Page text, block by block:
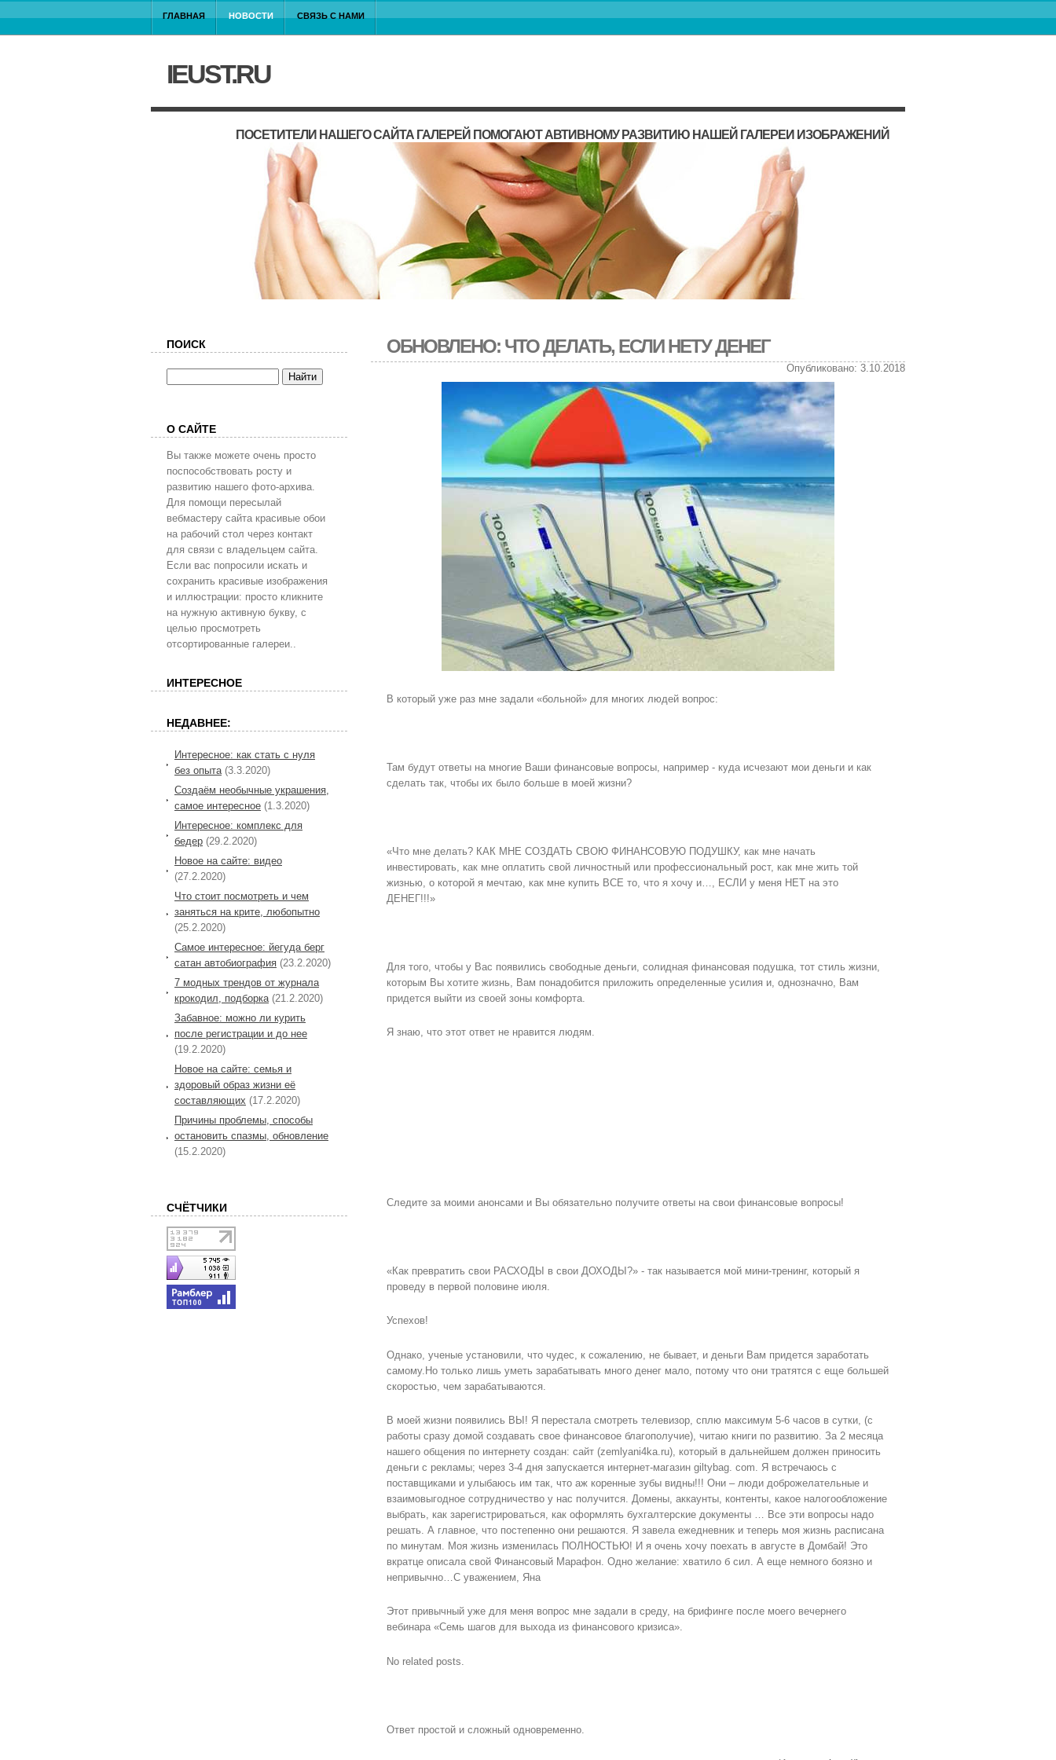
ГЛАВНАЯ НОВОСТИ СВЯЗЬ С НАМИ
IEUST.RU
ПОСЕТИТЕЛИ НАШЕГО САЙТА ГАЛЕРЕЙ ПОМОГАЮТ АВТИВНОМУ РАЗВИТИЮ НАШЕЙ ГАЛЕРЕИ ИЗОБРАЖЕНИЙ
ОБНОВЛЕНО: ЧТО ДЕЛАТЬ, ЕСЛИ НЕТУ ДЕНЕГ
Опубликовано: 3.10.2018
В который уже раз мне задали «больной» для многих людей вопрос:
Там будут ответы на многие Ваши финансовые вопросы, например - куда исчезают мои деньги и как
сделать так, чтобы их было больше в моей жизни?
«Что мне делать? КАК МНЕ СОЗДАТЬ СВОЮ ФИНАНСОВУЮ ПОДУШКУ, как мне начать
инвестировать, как мне оплатить свой личностный или профессиональный рост, как мне жить той
жизнью, о которой я мечтаю, как мне купить ВСЕ то, что я хочу и…, ЕСЛИ у меня НЕТ на это
ДЕНЕГ!!!»
Для того, чтобы у Вас появились свободные деньги, солидная финансовая подушка, тот стиль жизни,
которым Вы хотите жизнь, Вам понадобится приложить определенные усилия и, однозначно, Вам
придется выйти из своей зоны комфорта.
Я знаю, что этот ответ не нравится людям.
Следите за моими анонсами и Вы обязательно получите ответы на свои финансовые вопросы!
«Как превратить свои РАСХОДЫ в свои ДОХОДЫ?» - так называется мой мини-тренинг, который я
проведу в первой половине июля.
Успехов!
Однако, ученые установили, что чудес, к сожалению, не бывает, и деньги Вам придется заработать
самому.Но только лишь уметь зарабатывать много денег мало, потому что они тратятся с еще большей
скоростью, чем зарабатываются.
В моей жизни появились ВЫ! Я перестала смотреть телевизор, сплю максимум 5-6 часов в сутки, (с
работы сразу домой создавать свое финансовое благополучие), читаю книги по развитию. За 2 месяца
нашего общения по интернету создан: сайт (zemlyani4ka.ru), который в дальнейшем должен приносить
деньги с рекламы; через 3-4 дня запускается интернет-магазин giltybag. com. Я встречаюсь с
поставщиками и улыбаюсь им так, что аж коренные зубы видны!!! Они – люди доброжелательные и
взаимовыгодное сотрудничество у нас получится. Домены, аккаунты, контенты, какое налогообложение
выбрать, как зарегистрироваться, как оформлять бухгалтерские документы … Все эти вопросы надо
решать. А главное, что постепенно они решаются. Я завела ежедневник и теперь моя жизнь расписана
по минутам. Моя жизнь изменилась ПОЛНОСТЬЮ! И я очень хочу поехать в августе в Домбай! Это
вкратце описала свой Финансовый Марафон. Одно желание: хватило б сил. А еще немного боязно и
непривычно…С уважением, Яна
Этот привычный уже для меня вопрос мне задали в среду, на брифинге после моего вечернего
вебинара «Семь шагов для выхода из финансового кризиса».
No related posts.
Ответ простой и сложный одновременно.
ПОИСК
О САЙТЕ
Вы также можете очень просто
поспособствовать росту и
развитию нашего фото-архива.
Для помощи пересылай
вебмастеру сайта красивые обои
на рабочий стол через контакт
для связи с владельцем сайта.
Если вас попросили искать и
сохранить красивые изображения
и иллюстрации: просто кликните
на нужную активную букву, с
целью просмотреть
отсортированные галереи..
ИНТЕРЕСНОЕ
НЕДАВНЕЕ:
Интересное: как стать с нуля
без опыта (3.3.2020)
Создаём необычные украшения,
самое интересное (1.3.2020)
Интересное: комплекс для
бедер (29.2.2020)
Новое на сайте: видео
(27.2.2020)
Что стоит посмотреть и чем
заняться на крите, любопытно
(25.2.2020)
Самое интересное: йегуда берг
сатан автобиография (23.2.2020)
7 модных трендов от журнала
крокодил, подборка (21.2.2020)
Забавное: можно ли курить
после регистрации и до нее
(19.2.2020)
Новое на сайте: семья и
здоровый образ жизни её
составляющих (17.2.2020)
Причины проблемы, способы
остановить спазмы, обновление
(15.2.2020)
СЧЁТЧИКИ